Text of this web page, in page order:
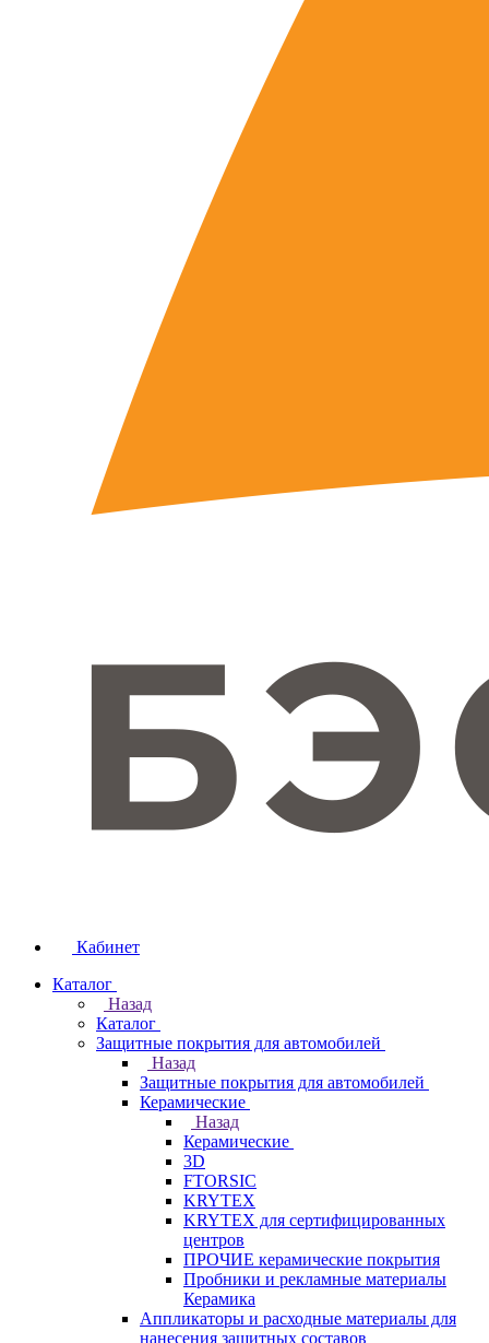
Кабинет
Каталог
Назад
Каталог
Защитные покрытия для автомобилей
Назад
Защитные покрытия для автомобилей
Керамические
Назад
Керамические
3D
FTORSIC
KRYTEX
KRYTEX для сертифицированных
центров
ПРОЧИЕ керамические покрытия
Пробники и рекламные материалы
Керамика
Аппликаторы и расходные материалы для
нанесения защитных составов